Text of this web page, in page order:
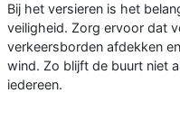
Bij het versieren is het
veiligheid. Zorg ervoor dat
verkeersborden afdekken
wind. Zo blijft de buurt niet
iedereen.